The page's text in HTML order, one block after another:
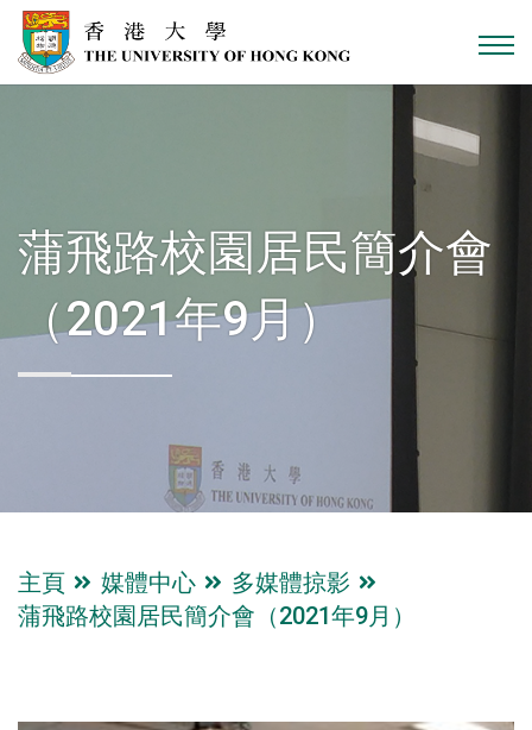
跳到主內容
蒲飛路校園居民簡介會
（2021年9月）
主頁 媒體中心
多媒體掠影
蒲飛路校園居民簡介會（2021年9月）